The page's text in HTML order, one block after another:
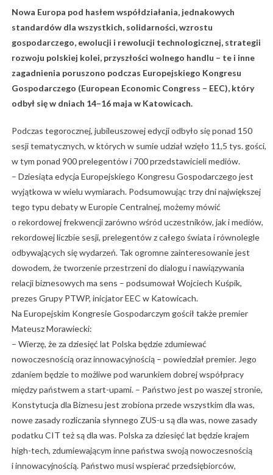
Nowa Europa pod hasłem współdziałania, jednakowych
standardów dla wszystkich, solidarności, wzrostu
gospodarczego, ewolucji i rewolucji technologicznej, strategii
rozwoju polskiej kolei, przyszłości wolnego handlu – te i inne
zagadnienia poruszono podczas Europejskiego Kongresu
Gospodarczego (European Economic Congress – EEC), który
odbył się w dniach 14–16 maja w Katowicach.
Podczas tegorocznej, jubileuszowej edycji odbyło się ponad 150
sesji tematycznych, w których w sumie udział wzięło 11,5 tys. gości,
w tym ponad 900 prelegentów i 700 przedstawicieli mediów.
– Dziesiąta edycja Europejskiego Kongresu Gospodarczego jest
wyjątkowa w wielu wymiarach. Podsumowując trzy dni największej
tego typu debaty w Europie Centralnej, możemy mówić
o rekordowej frekwencji zarówno wśród uczestników, jak i mediów,
rekordowej liczbie sesji, prelegentów z całego świata i równolegle
odbywających się wydarzeń. Tak ogromne zainteresowanie jest
dowodem, że tworzenie przestrzeni do dialogu i nawiązywania
relacji biznesowych ma sens – podsumował Wojciech Kuśpik,
prezes Grupy PTWP, inicjator EEC w Katowicach.
Na Europejskim Kongresie Gospodarczym gościł także premier
Mateusz Morawiecki:
– Wierzę, że za dziesięć lat Polska będzie zdumiewać
nowoczesnością oraz innowacyjnością – powiedział premier. Jego
zdaniem będzie to możliwe pod warunkiem dobrej współpracy
między państwem a start-upami. – Państwo jest po waszej stronie,
Konstytucja dla Biznesu jest zrobiona przede wszystkim dla was,
nowe zasady rozliczania słynnego ZUS-u są dla was, nowe zasady
podatku CIT też są dla was. Polska za dziesięć lat będzie krajem
high-tech, zdumiewającym inne państwa swoją nowoczesnością
i innowacyjnością. Państwo musi wspierać przedsiębiorców,